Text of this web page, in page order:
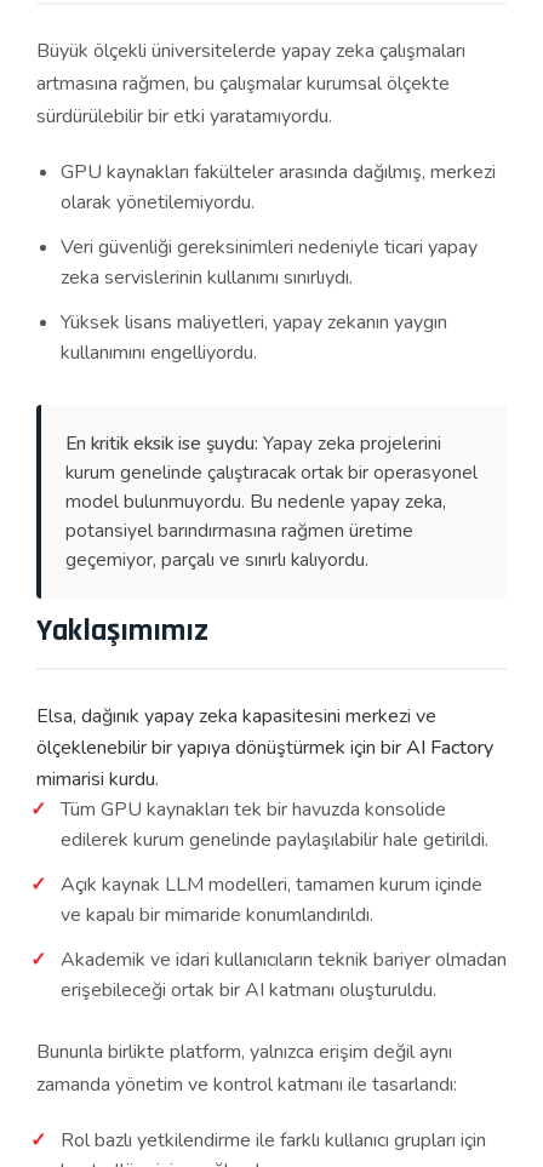
Büyük ölçekli üniversitelerde yapay zeka çalışmaları
artmasına rağmen, bu çalışmalar kurumsal ölçekte
sürdürülebilir bir etki yaratamıyordu.
GPU kaynakları fakülteler arasında dağılmış, merkezi
olarak yönetilemiyordu.
Veri güvenliği gereksinimleri nedeniyle ticari yapay
zeka servislerinin kullanımı sınırlıydı.
Yüksek lisans maliyetleri, yapay zekanın yaygın
kullanımını engelliyordu.
En kritik eksik ise şuydu: Yapay zeka projelerini
kurum genelinde çalıştıracak ortak bir operasyonel
model bulunmuyordu. Bu nedenle yapay zeka,
potansiyel barındırmasına rağmen üretime
geçemiyor, parçalı ve sınırlı kalıyordu.
Yaklaşımımız
Elsa, dağınık yapay zeka kapasitesini merkezi ve
ölçeklenebilir bir yapıya dönüştürmek için birAI Factory
mimarisi kurdu.
Tüm GPU kaynakları tek bir havuzda konsolide
edilerek kurum genelinde paylaşılabilir hale getirildi.
Açık kaynak LLM modelleri, tamamen kurum içinde
ve kapalı bir mimaride konumlandırıldı.
Akademik ve idari kullanıcıların teknik bariyer olmadan
erişebileceği ortak bir AI katmanı oluşturuldu.
Bununla birlikte platform, yalnızca erişim değil aynı
zamanda yönetim ve kontrol katmanı ile tasarlandı:
Rol bazlı yetkilendirme ile farklı kullanıcı grupları için